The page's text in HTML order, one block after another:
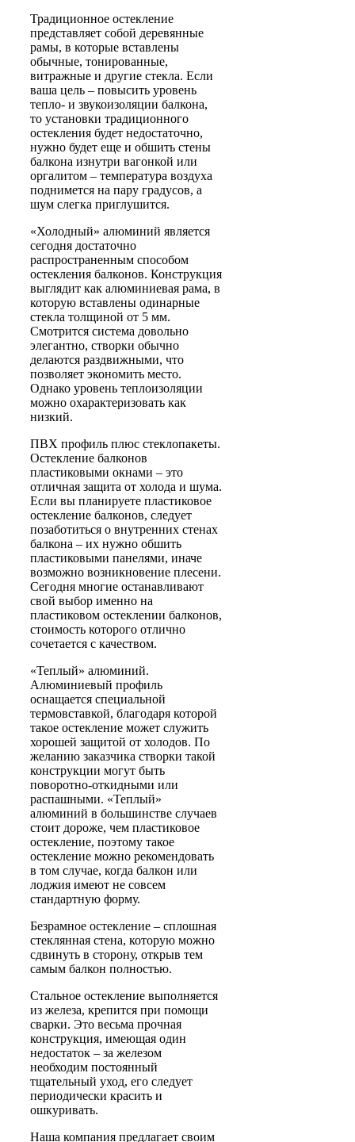
Традиционное остекление
представляет собой деревянные
рамы, в которые вставлены
обычные, тонированные,
витражные и другие стекла. Если
ваша цель – повысить уровень
тепло- и звукоизоляции балкона,
то установки традиционного
остекления будет недостаточно,
нужно будет еще и обшить стены
балкона изнутри вагонкой или
оргалитом – температура воздуха
поднимется на пару градусов, а
шум слегка приглушится.
«Холодный» алюминий является
сегодня достаточно
распространенным способом
остекления балконов. Конструкция
выглядит как алюминиевая рама, в
которую вставлены одинарные
стекла толщиной от 5 мм.
Смотрится система довольно
элегантно, створки обычно
делаются раздвижными, что
позволяет экономить место.
Однако уровень теплоизоляции
можно охарактеризовать как
низкий.
ПВХ профиль плюс стеклопакеты.
Остекление балконов
пластиковыми окнами – это
отличная защита от холода и шума.
Если вы планируете пластиковое
остекление балконов, следует
позаботиться о внутренних стенах
балкона – их нужно обшить
пластиковыми панелями, иначе
возможно возникновение плесени.
Сегодня многие останавливают
свой выбор именно на
пластиковом остеклении балконов,
стоимость которого отлично
сочетается с качеством.
«Теплый» алюминий.
Алюминиевый профиль
оснащается специальной
термовставкой, благодаря которой
такое остекление может служить
хорошей защитой от холодов. По
желанию заказчика створки такой
конструкции могут быть
поворотно-откидными или
распашными. «Теплый»
алюминий в большинстве случаев
стоит дороже, чем пластиковое
остекление, поэтому такое
остекление можно рекомендовать
в том случае, когда балкон или
лоджия имеют не совсем
стандартную форму.
Безрамное остекление – сплошная
стеклянная стена, которую можно
сдвинуть в сторону, открыв тем
самым балкон полностью.
Стальное остекление выполняется
из железа, крепится при помощи
сварки. Это весьма прочная
конструкция, имеющая один
недостаток – за железом
необходим постоянный
тщательный уход, его следует
периодически красить и
ошкуривать.
Наша компания предлагает своим